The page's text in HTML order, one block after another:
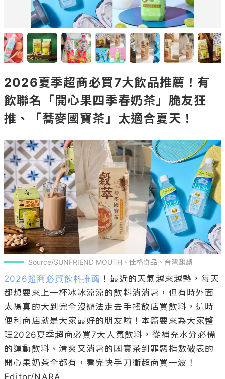
2026夏季超商必買7大飲品推薦！有
飲聯名「開心果四季春奶茶」脆友狂
推、「蕎麥國寶茶」太適合夏天！
Source/SUNFRIEND MOUTH、佳格食品、台灣麒麟
2026超商必買飲料推薦 ！最近的天氣越來越熱，每天
都想要來上一杯冰冰涼涼的飲料消消暑，但有時外面
太陽真的大到完全沒辦法走去手搖飲店買飲料，這時
便利商店就是大家最好的朋友啦！本篇要來為大家整
理2026夏季超商必買7大人氣飲料，從補充水分必備
的運動飲料、清爽又消暑的國寶茶到罪惡指數破表的
開心果奶茶全都有，看完快手刀衝超商買一波！
Editor/NARA